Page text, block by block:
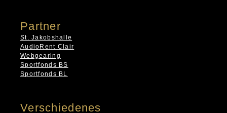
Partner
St. Jakobshalle
AudioRent Clair
Webgearing
Sportfonds BS
Sportfonds BL
Verschiedenes